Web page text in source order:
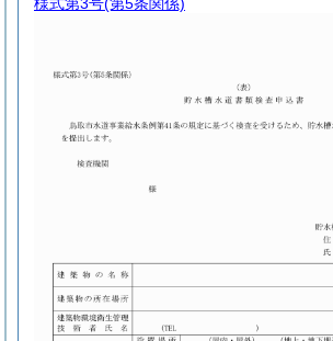
様式第3号(第5条関係)